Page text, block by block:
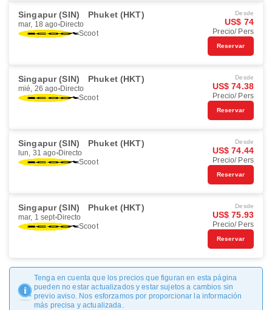
Singapur (SIN) Phuket (HKT)
mar, 18 ago Directo
Scoot
Desde
US$ 74
Precio/ Pers
Reservar
Singapur (SIN) Phuket (HKT)
mié, 26 ago Directo
Scoot
Desde
US$ 74.38
Precio/ Pers
Reservar
Singapur (SIN) Phuket (HKT)
lun, 31 ago Directo
Scoot
Desde
US$ 74.44
Precio/ Pers
Reservar
Singapur (SIN) Phuket (HKT)
mar, 1 sept Directo
Scoot
Desde
US$ 75.93
Precio/ Pers
Reservar
Tenga en cuenta que los precios que figuran en esta página
pueden no estar actualizados y estar sujetos a cambios sin
previo aviso. Nos esforzamos por proporcionar la información
más precisa y actualizada.